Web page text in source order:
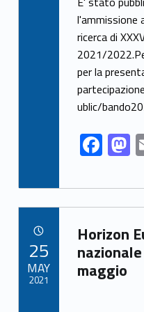
e
b
o
o
k
d
o
n
l'ammissione
ricerca di
2021/
per la
ublic/
F
ac
e
b
o
o
k
d
o
n
Link identifier archive #link-archive-34991
Horizon
maggio
25
MAY
2021